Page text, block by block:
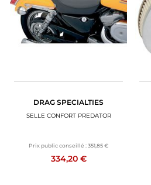
DRAG SPECIALTIES
SELLE CONFORT PREDATOR
Prix public conseillé :351,85 €
334,20 €